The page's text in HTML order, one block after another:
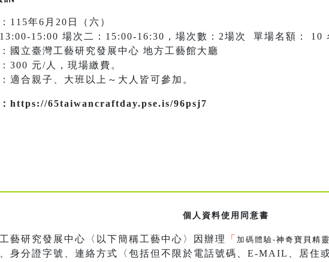
115年6月20日（六）
15:00 場次二：15:00-16:30，場次數：2場次 單場名額： 10
國立臺灣工藝研究發展中心 地方工藝館大廳
300 元/人，現場繳費。
適合親子、大班以上～大人皆可參加。
https://65taiwancraftday.pse.is/96psj7
個人資料使用同意書
藝研究發展中心〈以下簡稱工藝中心〉因辦理 「 加碼體驗-神奇寶貝精
身分證字號、連絡方式〈包括但不限於電話號碼、E-MAIL、居住